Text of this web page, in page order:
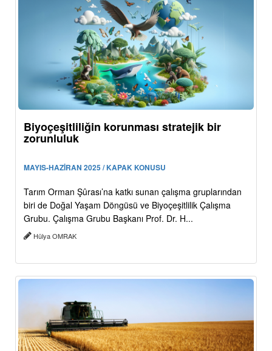
Biyoçeşitliliğin korunması stratejik bir
zorunluluk
MAYIS-HAZİRAN 2025 / KAPAK KONUSU
Tarım Orman Şûrası’na katkı sunan çalışma gruplarından
biri de Doğal Yaşam Döngüsü ve Biyoçeşitlilik Çalışma
Grubu. Çalışma Grubu Başkanı Prof. Dr. H...
Hülya OMRAK